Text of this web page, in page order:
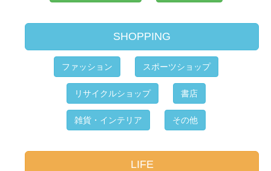
SHOPPING
ファッション スポーツショップ
リサイクルショップ 書店
雑貨・インテリア その他
LIFE